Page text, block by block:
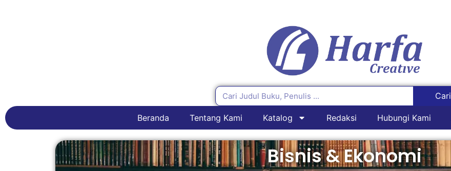
Cari
Beranda Tentang Kami Katalog Redaksi Hubungi Kami
Bisnis & Ekonomi